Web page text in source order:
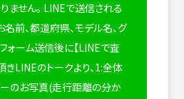
ません。 LINEで送信される
名前、都道府県、モデル名、グ
ォーム送信後に【LINEで査
きLINEのトークより、1:全体
ーのお写真(走行距離の分か